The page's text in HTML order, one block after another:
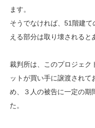
ます。
そうでなければ、51階建
える部分は取り壊されると
裁判所は、このプロジェク
ットが買い手に譲渡され
め、３人の被告に一定の期
た。